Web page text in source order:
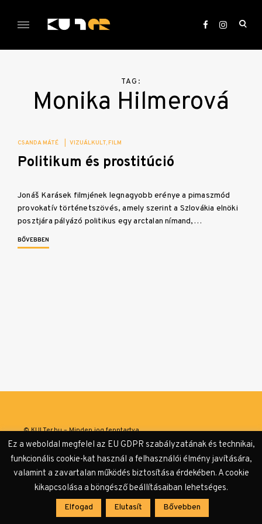
KULTer.hu
TAG:
Monika Hilmerová
CSANDA MÁTÉ VIZUÁLKULT FILM
Politikum és prostitúció
Jonáš Karásek filmjének legnagyobb erénye a pimaszmód
provokatív történetszövés, amely szerint a Szlovákia elnöki
posztjára pályázó politikus egy arctalan nímand,…
BŐVEBBEN
© KULTer.hu – Minden jog fenntartva
Adatvédelmi tájékoztató
Ez a weboldal megfelel az EU GDPR szabályzatának és technikai,
funkcionális cookie-kat használ a felhasználói élmény javítására,
valamint a zavartalan működés biztosítása érdekében. A cookie
kikapcsolása a böngésző beállításaiban lehetséges.
Elfogad Elutasít Bővebben